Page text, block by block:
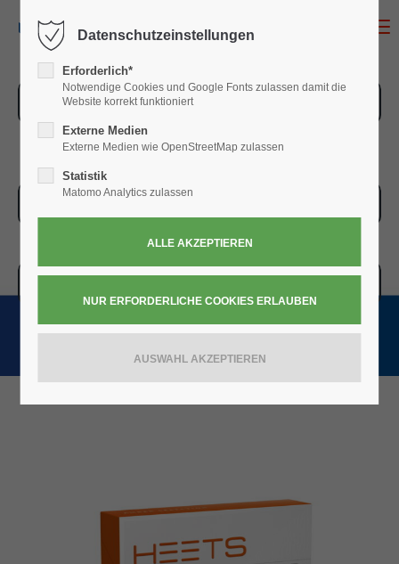
ZUR ÜBERSICHT
Datenschutzeinstellungen
Erforderlich*
Notwendige Cookies und Google Fonts zulassen damit die
Website korrekt funktioniert
Externe Medien
Externe Medien wie OpenStreetMap zulassen
Statistik
Matomo Analytics zulassen